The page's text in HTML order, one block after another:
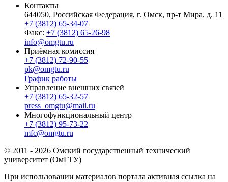
Контакты
644050, Российская Федерация, г. Омск, пр-т Мира, д. 11
+7 (3812) 65-34-07
Факс: +7 (3812) 65-26-98
info@omgtu.ru
Приёмная комиссия
+7 (3812) 72-90-55
pk@omgtu.ru
График работы
Управление внешних связей
+7 (3812) 65-32-57
press_omgtu@mail.ru
Многофункциональный центр
+7 (3812) 95-73-22
mfc@omgtu.ru
© 2011 - 2026 Омский государственный технический
университет (ОмГТУ)
При использовании материалов портала активная ссылка на